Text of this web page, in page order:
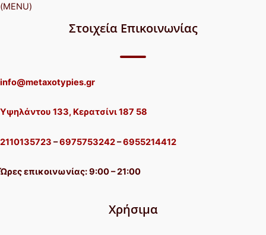
(MENU)
Στοιχεία Επικοινωνίας
info@metaxotypies.gr
Υψηλάντου 133, Κερατσίνι 187 58
2110135723 –6975753242–6955214412
Ώρες επικοινωνίας: 9:00 – 21:00
Χρήσιμα